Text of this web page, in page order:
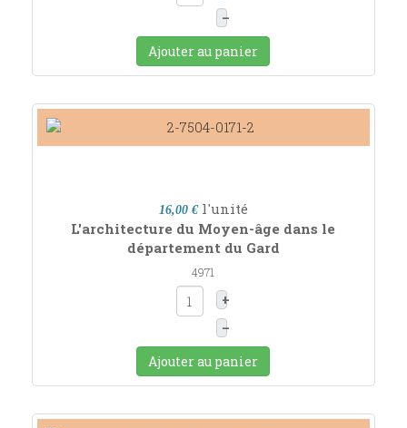
–
Ajouter au panier
16,00 € l'unité
L'architecture du Moyen-âge dans le
département du Gard
4971
+
–
Ajouter au panier